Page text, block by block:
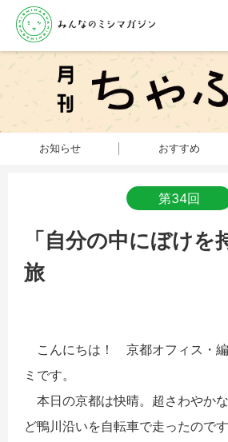
お知らせ おすすめ
第34回
「自分の中にぼけを
旅
こんにちは！ 京都オフィス・編
ミです。
本日の京都は快晴。超さわやか
ど鴨川沿いを自転車で走ったので